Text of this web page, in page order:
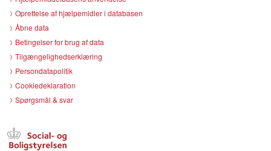
Oprettelse af hjælpemidler i databasen
Åbne data
Betingelser for brug af data
Tilgængelighedserklæring
Persondatapolitik
Cookiedeklaration
Spørgsmål & svar